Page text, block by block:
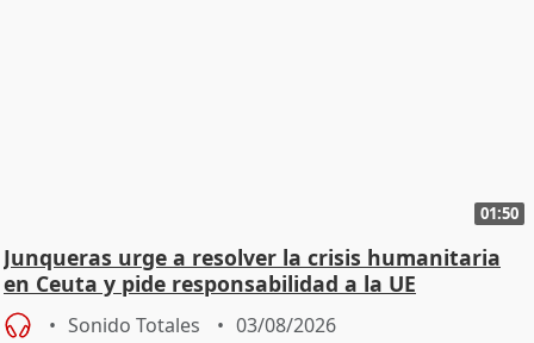
01:50
Junqueras urge a resolver la crisis humanitaria
en Ceuta y pide responsabilidad a la UE
Sonido Totales 03/08/2026